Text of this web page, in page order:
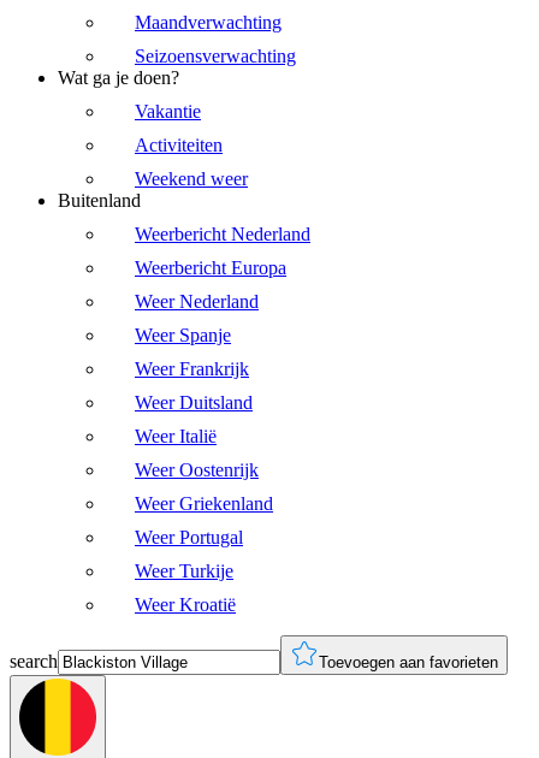
Maandverwachting
Seizoensverwachting
Wat ga je doen?
Vakantie
Activiteiten
Weekend weer
Buitenland
Weerbericht Nederland
Weerbericht Europa
Weer Nederland
Weer Spanje
Weer Frankrijk
Weer Duitsland
Weer Italië
Weer Oostenrijk
Weer Griekenland
Weer Portugal
Weer Turkije
Weer Kroatië
search Toevoegen aan favorieten